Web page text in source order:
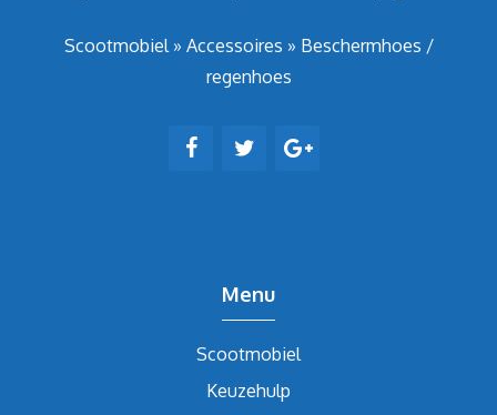
Scootmobiel» Accessoires » Beschermhoes /
regenhoes
Menu
Scootmobiel
Keuzehulp